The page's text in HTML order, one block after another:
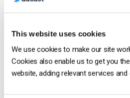
This website uses cookies
We use cookies to make our site
Cookies also enable us to get you
website, adding relevant services
en marque blanche, et offre
prix et de codes promo
vidéo.
Qui peut accéder au
Dacasts ?